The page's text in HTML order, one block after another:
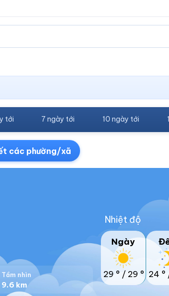
tới 7 ngày tới 10 ngày tới
các phường/xã
Tầm nhìn
9.6 km
Nhiệt độ
Ngày
29 ° / 29 ° 24 °